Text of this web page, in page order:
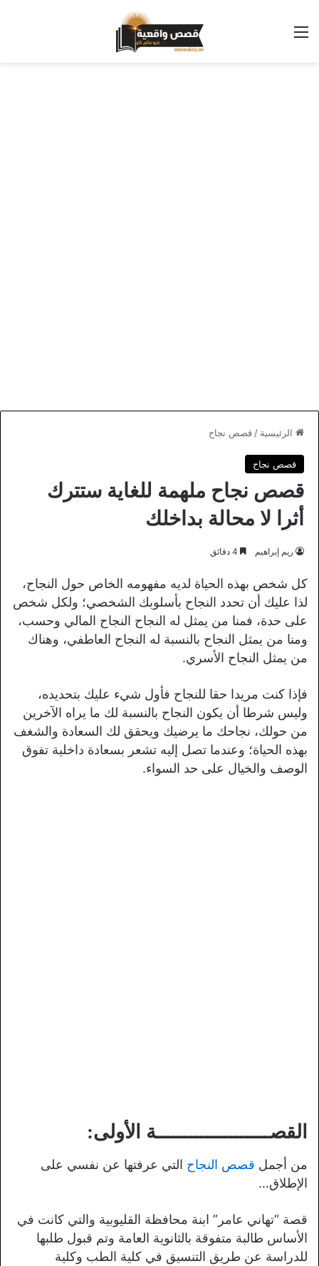
القائمة
الرئيسية / قصص نجاح
قصص نجاح
قصص نجاح ملهمة للغاية ستترك
أثرا لا محالة بداخلك
ريم إبراهيم
كل شخص بهذه الحياة لديه مفهومه الخاص حول النجاح،
لذا عليك أن تحدد النجاح بأسلوبك الشخصي؛ ولكل شخص
على حدة، فمنا من يمثل له النجاح النجاح المالي وحسب،
ومنا من يمثل النجاح بالنسبة له النجاح العاطفي، وهناك
من يمثل النجاح الأسري.
فإذا كنت مريدا حقا للنجاح فأول شيء عليك بتحديده،
وليس شرطا أن يكون النجاح بالنسبة لك ما يراه الآخرين
من حولك، نجاحك ما يرضيك ويحقق لك السعادة والشغف
بهذه الحياة؛ وعندما تصل إليه تشعر بسعادة داخلية تفوق
الوصف والخيال على حد السواء.
القصــــــــــــــــــــة الأولى:
من أجمل قصص النجاح التي عرفتها عن نفسي على
الإطلاق…
قصة “تهاني عامر” ابنة محافظة القليوبية والتي كانت في
الأساس طالبة متفوقة بالثانوية العامة وتم قبول طلبها
للدراسة عن طريق التنسيق في كلية الطب وكلية